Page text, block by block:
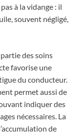
à la vidange : il
souvent négligé,
des soins
favorise une
du conducteur.
permet aussi de
indiquer des
nécessaires. La
de